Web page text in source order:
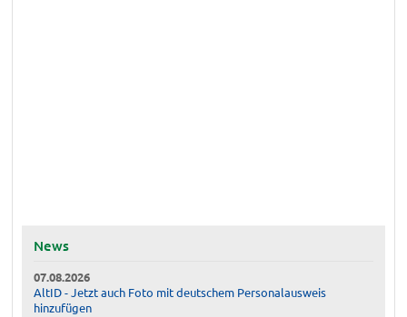
News
07.08.2026
AltID - Jetzt auch Foto mit deutschem Personalausweis
hinzufügen